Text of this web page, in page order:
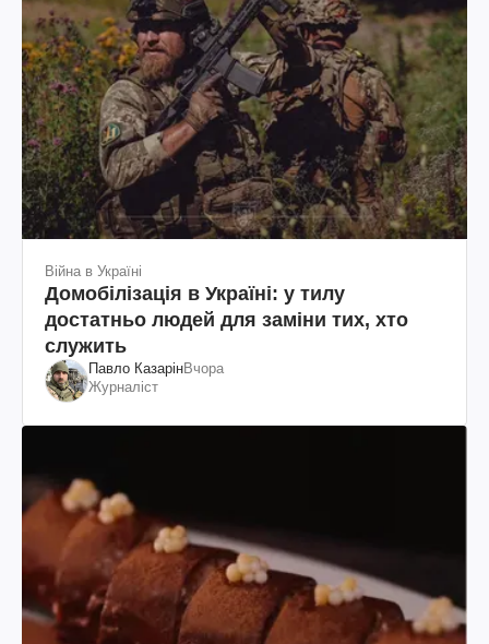
Війна в Україні
Домобілізація в Україні: у тилу
достатньо людей для заміни тих, хто
служить
Павло КазарінВчора
Журналіст